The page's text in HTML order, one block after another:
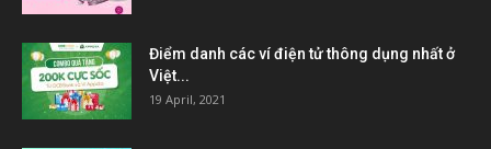
Điểm danh các ví điện tử thông dụng nhất ở
Việt...
19 April, 2021